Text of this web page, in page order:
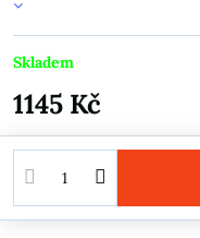
Skladem
1145 Kč